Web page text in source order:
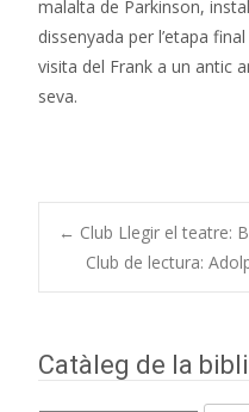
malalta de Parkinson,
dissenyada per l’etapa
visita del Frank a un antic
seva.
← Club Llegir el teatre:
Club de lectura:
Catàleg de la